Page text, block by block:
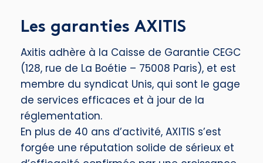
Les garanties AXITIS
Axitis adhère à la Caisse de Garantie CEGC
(128, rue de La Boétie – 75008 Paris), et est
membre du syndicat Unis, qui sont le gage
de services efficaces et à jour de la
réglementation.
En plus de 40 ans d’activité, AXITIS s’est
forgée une réputation solide de sérieux et